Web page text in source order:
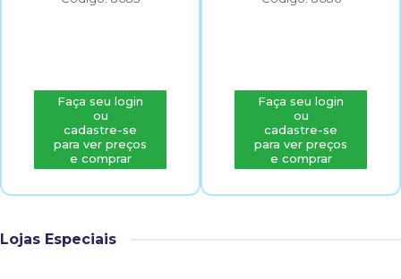
Faça seu login
ou
cadastre-se
para ver preços
e comprar
Faça seu login
ou
cadastre-se
para ver preços
e comprar
Lojas Especiais